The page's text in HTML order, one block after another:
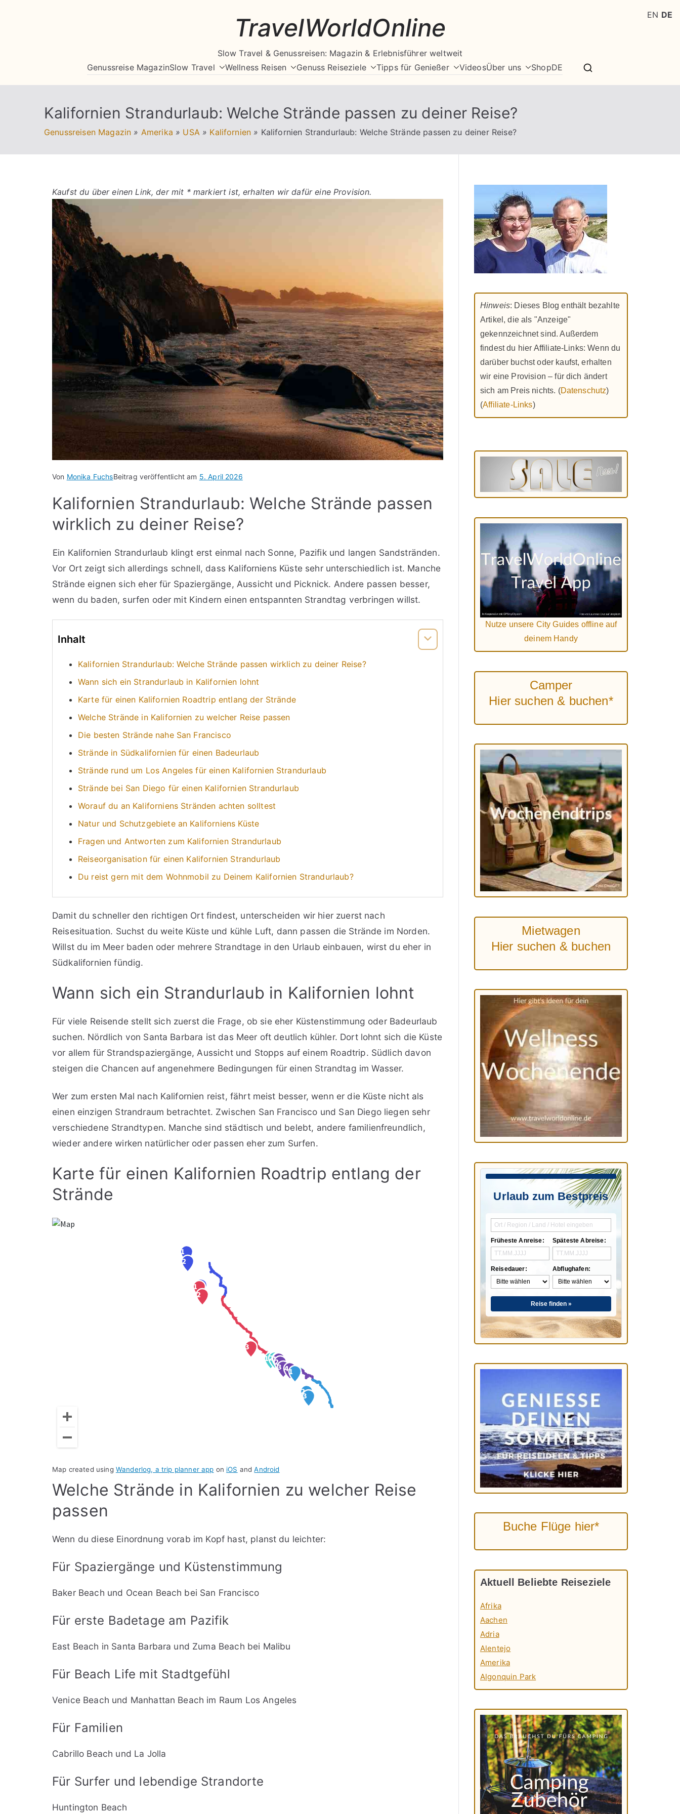
TravelWorldOnline
Slow Travel & Genussreisen: Magazin & Erlebnisführer weltweit
Genussreise MagazinSlow Travel Wellness Reisen Genuss Reiseziele Tipps für Genießer VideosÜber uns ShopDE
Kalifornien Strandurlaub: Welche Strände passen zu deiner Reise?
Genussreisen Magazin » Amerika » USA » Kalifornien » Kalifornien Strandurlaub: Welche Strände passen zu deiner Reise?
Kaufst du über einen Link, der mit * markiert ist, erhalten wir dafür eine Provision.
Von Monika FuchsBeitrag veröffentlicht am 5. April 2026
Kalifornien Strandurlaub: Welche Strände passen
wirklich zu deiner Reise?
Ein Kalifornien Strandurlaub klingt erst einmal nach Sonne, Pazifik und langen Sandstränden.
Vor Ort zeigt sich allerdings schnell, dass Kaliforniens Küste sehr unterschiedlich ist. Manche
Strände eignen sich eher für Spaziergänge, Aussicht und Picknick. Andere passen besser,
wenn du baden, surfen oder mit Kindern einen entspannten Strandtag verbringen willst.
Inhalt
Kalifornien Strandurlaub: Welche Strände passen wirklich zu deiner Reise?
Wann sich ein Strandurlaub in Kalifornien lohnt
Karte für einen Kalifornien Roadtrip entlang der Strände
Welche Strände in Kalifornien zu welcher Reise passen
Die besten Strände nahe San Francisco
Strände in Südkalifornien für einen Badeurlaub
Strände rund um Los Angeles für einen Kalifornien Strandurlaub
Strände bei San Diego für einen Kalifornien Strandurlaub
Worauf du an Kaliforniens Stränden achten solltest
Natur und Schutzgebiete an Kaliforniens Küste
Fragen und Antworten zum Kalifornien Strandurlaub
Reiseorganisation für einen Kalifornien Strandurlaub
Du reist gern mit dem Wohnmobil zu Deinem Kalifornien Strandurlaub?
Damit du schneller den richtigen Ort findest, unterscheiden wir hier zuerst nach
Reisesituation. Suchst du weite Küste und kühle Luft, dann passen die Strände im Norden.
Willst du im Meer baden oder mehrere Strandtage in den Urlaub einbauen, wirst du eher in
Südkalifornien fündig.
Wann sich ein Strandurlaub in Kalifornien lohnt
Für viele Reisende stellt sich zuerst die Frage, ob sie eher Küstenstimmung oder Badeurlaub
suchen. Nördlich von Santa Barbara ist das Meer oft deutlich kühler. Dort lohnt sich die Küste
vor allem für Strandspaziergänge, Aussicht und Stopps auf einem Roadtrip. Südlich davon
steigen die Chancen auf angenehmere Bedingungen für einen Strandtag im Wasser.
Wer zum ersten Mal nach Kalifornien reist, fährt meist besser, wenn er die Küste nicht als
einen einzigen Strandraum betrachtet. Zwischen San Francisco und San Diego liegen sehr
verschiedene Strandtypen. Manche sind städtisch und belebt, andere familienfreundlich,
wieder andere wirken natürlicher oder passen eher zum Surfen.
Karte für einen Kalifornien Roadtrip entlang der
Strände
Map created using Wanderlog, a trip planner app on iOS andAndroid
Welche Strände in Kalifornien zu welcher Reise
passen
Wenn du diese Einordnung vorab im Kopf hast, planst du leichter:
Für Spaziergänge und Küstenstimmung
Baker Beach und Ocean Beach bei San Francisco
Für erste Badetage am Pazifik
East Beach in Santa Barbara und Zuma Beach bei Malibu
Für Beach Life mit Stadtgefühl
Venice Beach und Manhattan Beach im Raum Los Angeles
Für Familien
Cabrillo Beach und La Jolla
Für Surfer und lebendige Strandorte
Huntington Beach
Hinweis: Dieses Blog enthält bezahlte
Artikel, die als "Anzeige"
gekennzeichnet sind. Außerdem
findest du hier Affiliate-Links: Wenn du
darüber buchst oder kaufst, erhalten
wir eine Provision – für dich ändert
sich am Preis nichts. (Datenschutz)
(Affiliate-Links)
Nutze unsere City Guides offline auf
deinem Handy
Camper
Hier suchen & buchen*
Mietwagen
Hier suchen & buchen
Urlaub zum Bestpreis
Früheste Anreise:
Reisedauer:
Späteste Abreise:
Abflughafen:
Reise finden »
Buche Flüge hier*
Aktuell Beliebte Reiseziele
Afrika
Aachen
Adria
Alentejo
Amerika
Algonquin Park
EN DE